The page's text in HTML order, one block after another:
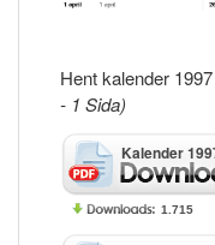
Hent kalender
- 1 Sida)
Kalender
1.715